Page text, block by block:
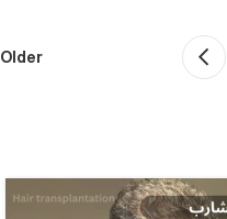
Older